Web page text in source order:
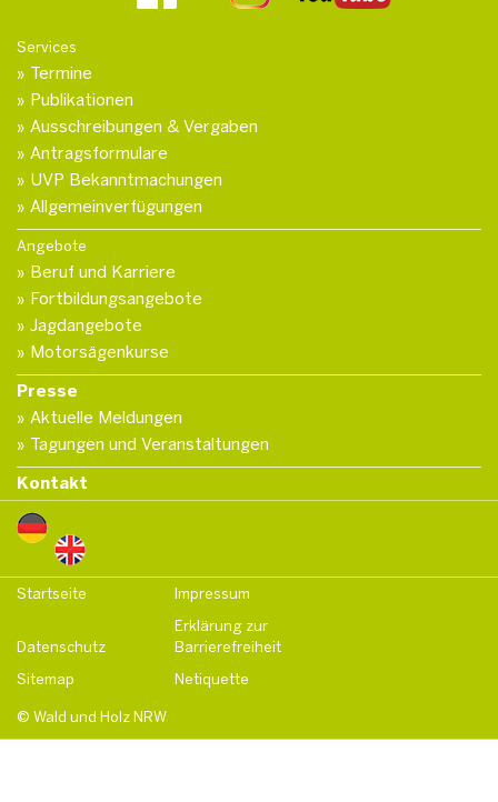
Services
Termine
Publikationen
Ausschreibungen & Vergaben
Antragsformulare
UVP Bekanntmachungen
Allgemeinverfügungen
Angebote
Beruf und Karriere
Fortbildungsangebote
Jagdangebote
Motorsägenkurse
Presse
Aktuelle Meldungen
Tagungen und Veranstaltungen
Kontakt
Startseite Impressum
Datenschutz
Erklärung zur
Barrierefreiheit
Sitemap
Netiquette
© Wald und Holz NRW